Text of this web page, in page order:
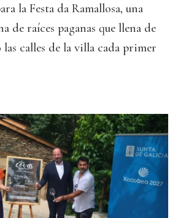
la Festa da Ramallosa, una
de raíces paganas que llena de
calles de la villa cada primer